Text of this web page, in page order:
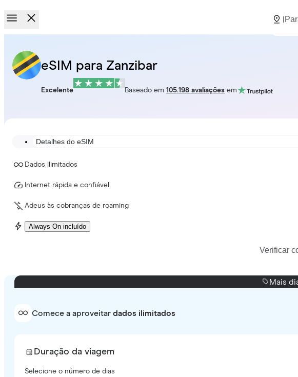
eSIM para Zanzibar
Excelente Baseado em 105.198 avaliações em
Detalhes do eSIM
Dados ilimitados
Internet rápida e confiável
Adeus às cobranças de roaming
Always On incluído
Verificar
Mais
Comece a aproveitar dados ilimitados
Duração da viagem
Selecione o número de dias